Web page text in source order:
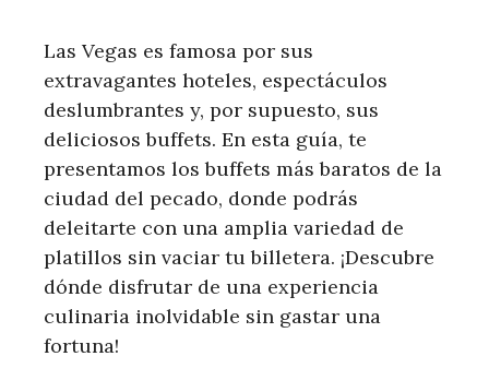
Las Vegas es famosa por sus
extravagantes hoteles, espectáculos
deslumbrantes y, por supuesto, sus
deliciosos buffets. En esta guía, te
presentamos los buffets más baratos de la
ciudad del pecado, donde podrás
deleitarte con una amplia variedad de
platillos sin vaciar tu billetera. ¡Descubre
dónde disfrutar de una experiencia
culinaria inolvidable sin gastar una
fortuna!